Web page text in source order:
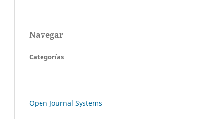
Navegar
Categorías
Open Journal Systems